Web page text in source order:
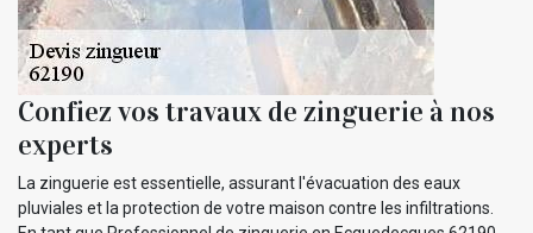
Confiez vos travaux de zinguerie à nos
experts
La zinguerie est essentielle, assurant l'évacuation des eaux
pluviales et la protection de votre maison contre les infiltrations.